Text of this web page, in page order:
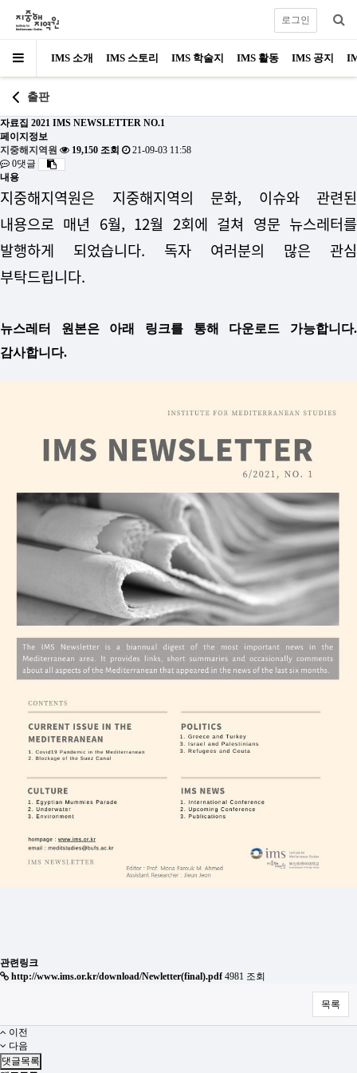
IMS 소개 IMS 스토리 IMS 학술지 IMS 활동 IMS 공지
로그인
출판
자료집 2021 IMS NEWSLETTER NO.1
페이지정보
지중해지역원
19,150 조회
21-09-03 11:58
0댓글
내용
지중해지역원은 지중해지역의 문화, 이슈와 관련된
내용으로 매년 6월, 12월 2회에 걸쳐 영문 뉴스레터를
발행하게 되었습니다. 독자 여러분의 많은 관심
부탁드립니다.
뉴스레터 원본은 아래 링크를 통해 다운로드 가능합니다.
감사합니다.
관련링크
http://www.ims.or.kr/download/Newletter(final).pdf 4981 조회
목록
이전
다음
댓글목록